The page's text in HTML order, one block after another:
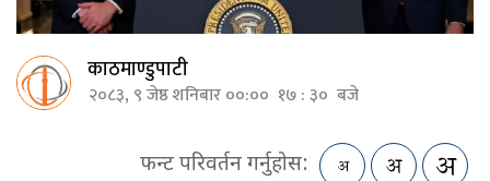
काठमाण्डुपाटी
२०८३, ९ जेष्ठ शनिबार ००:०० १७ : ३० बजे
फन्ट परिवर्तन गर्नुहोस: